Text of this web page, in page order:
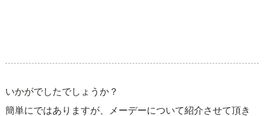
いかがでしたでしょうか？
簡単にではありますが、メーデーについて紹介させて頂き